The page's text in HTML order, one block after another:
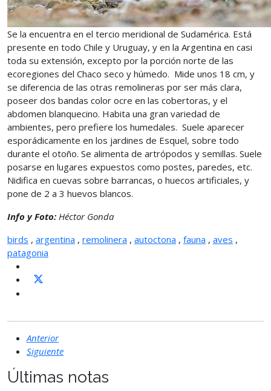
Se la encuentra en el tercio meridional de Sudamérica. Está
presente en todo Chile y Uruguay, y en la Argentina en casi
toda su extensión, excepto por la porción norte de las
ecoregiones del Chaco seco y húmedo. Mide unos 18 cm, y
se diferencia de las otras remolineras por ser más clara,
poseer dos bandas color ocre en las cobertoras, y el
abdomen blanquecino. Habita una gran variedad de
ambientes, pero prefiere los humedales. Suele aparecer
esporádicamente en los jardines de Esquel, sobre todo
durante el otoño. Se alimenta de artrópodos y semillas. Suele
posarse en lugares expuestos como postes, paredes, etc.
Nidifica en cuevas sobre barrancas, o huecos artificiales, y
pone de 2 a 3 huevos blancos.
Info y Foto: Héctor Gonda
birds , argentina , remolinera , autoctona , fauna , aves ,
patagonia
Anterior
Siguiente
Últimas notas